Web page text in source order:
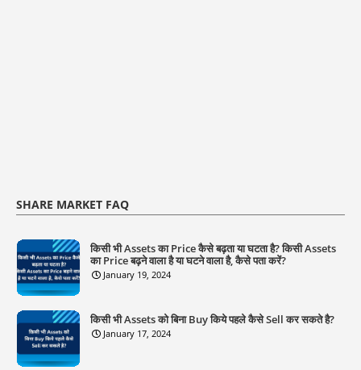
SHARE MARKET FAQ
किसी भी Assets का Price कैसे बढ़ता या घटता है? किसी Assets
का Price बढ़ने वाला है या घटने वाला है, कैसे पता करें?
January 19, 2024
किसी भी Assets को बिना Buy किये पहले कैसे Sell कर सकते है?
January 17, 2024